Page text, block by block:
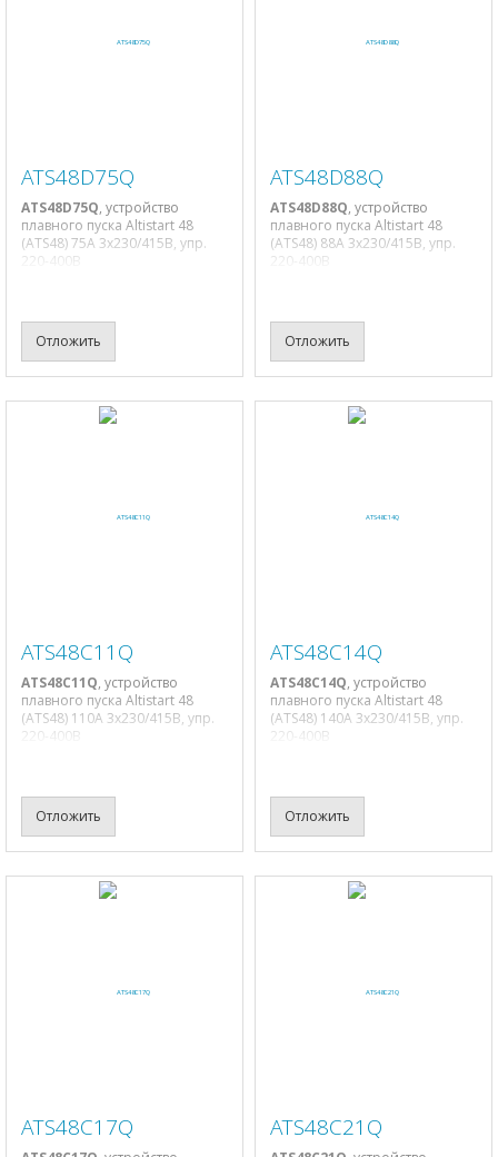
ATS48D75Q
ATS48D75Q, устройство
плавного пуска Altistart 48
(ATS48) 75A 3х230/415В, упр.
220-400В
Отложить
ATS48D88Q
ATS48D88Q, устройство
плавного пуска Altistart 48
(ATS48) 88A 3х230/415В, упр.
220-400В
Отложить
ATS48C11Q
ATS48C11Q, устройство
плавного пуска Altistart 48
(ATS48) 110A 3х230/415В, упр.
220-400В
Отложить
ATS48C14Q
ATS48C14Q, устройство
плавного пуска Altistart 48
(ATS48) 140A 3х230/415В, упр.
220-400В
Отложить
ATS48C17Q ATS48C21Q